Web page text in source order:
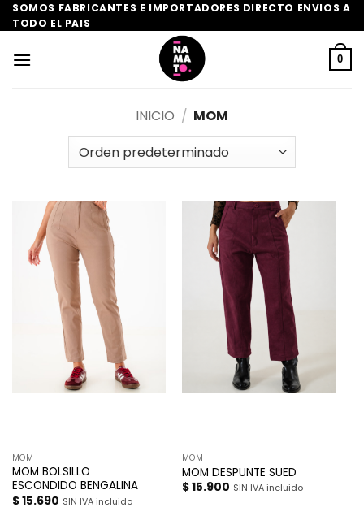
Saltar
al
contenido
SOMOS FABRICANTES E IMPORTADORES DIRECTO ENVIOS A
TODO EL PAIS
0
INICIO / MOM
MOM
MOM BOLSILLO
ESCONDIDO BENGALINA
$15.690 SIN IVA incluido
MOM
MOM DESPUNTE SUED
$15.900 SIN IVA incluido